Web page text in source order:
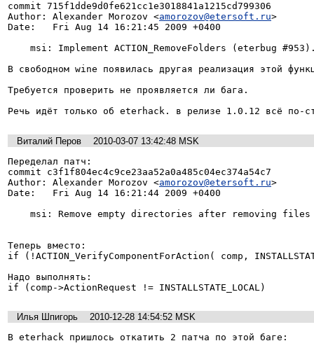
commit 715f1dde9d0fe621cc1e3018841a1215cd799306
Author: Alexander Morozov <amorozov@etersoft.ru>
Date:   Fri Aug 14 16:21:45 2009 +0400
В свободном wine появилась другая реализация этой
Требуется проверить не проявляется ли бага.
Речь идёт только об eterhack. в релизе 1.0.12 всё по-
Виталий Перов
2010-03-07 13:42:48 MSK
Переделал патч:
commit c3f1f804ec4c9ce23aa52a0a485c04ec374a54c7
Author: Alexander Morozov <amorozov@etersoft.ru>
Date:   Fri Aug 14 16:21:44 2009 +0400
Теперь вместо:
if (!ACTION_VerifyComponentForAction( comp,
Надо выполнять:
if (comp->ActionRequest != INSTALLSTATE_LOCAL)
Илья Шпигорь
2010-12-28 14:54:52 MSK
В eterhack пришлось откатить 2 патча по этой баге: